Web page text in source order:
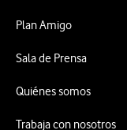
Plan Amigo
Sala de Prensa
Quiénes somos
Trabaja con nosotros